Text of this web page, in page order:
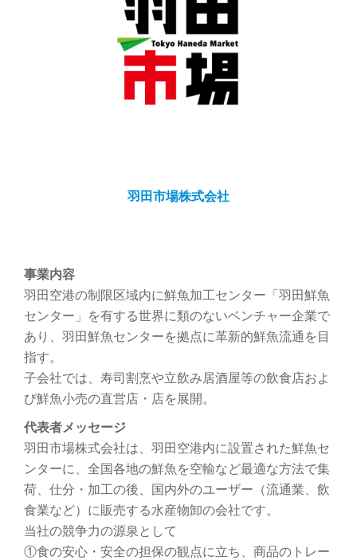
羽田市場株式会社
事業内容
羽田空港の制限区域内に鮮魚加工センター「羽田鮮魚
センター」を有する世界に類のないベンチャー企業で
あり、羽田鮮魚センターを拠点に革新的鮮魚流通を目
指す。
子会社では、寿司割烹や立飲み居酒屋等の飲食店およ
び鮮魚小売の直営店・店を展開。
代表者メッセージ
羽田市場株式会社は、羽田空港内に設置された鮮魚セ
ンターに、全国各地の鮮魚を空輸など最適な方法で集
荷、仕分・加工の後、国内外のユーザー（流通業、飲
食業など）に販売する水産物卸の会社です。
当社の競争力の源泉として
①食の安心・安全の担保の観点に立ち、商品のトレー